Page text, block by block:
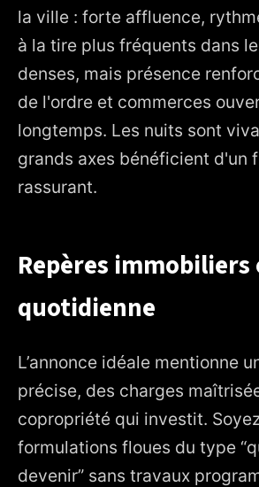
la ville : forte affluence,
à la tire plus fréquents dans
denses, mais présence
de l'ordre et commerces
longtemps. Les nuits sont
grands axes bénéficient d'un
rassurant.
Repères immobiliers
quotidienne
L’annonce idéale mentionne
précise, des charges
copropriété qui investit.
formulations floues du type
devenir” sans travaux